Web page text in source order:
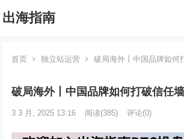
出海指南
首页 独立站运营 破局海外丨中国品牌如何
破局海外丨中国品牌如何打破信任
3 3 月, 2025 13:16 阅读(385) 评论(0)